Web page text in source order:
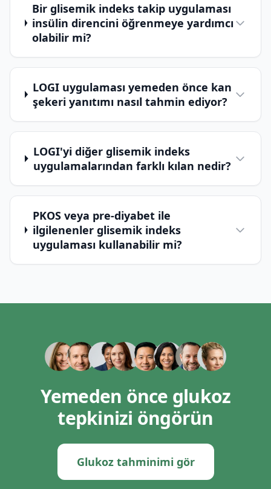
Bir glisemik indeks takip uygulaması
insülin direncini öğrenmeye yardımcı
olabilir mi?
LOGI uygulaması yemeden önce kan
şekeri yanıtımı nasıl tahmin ediyor?
LOGI'yi diğer glisemik indeks
uygulamalarından farklı kılan nedir?
PKOS veya pre-diyabet ile
ilgilenenler glisemik indeks
uygulaması kullanabilir mi?
Yemeden önce glukoz
tepkinizi öngörün
Glukoz tahminimi gör